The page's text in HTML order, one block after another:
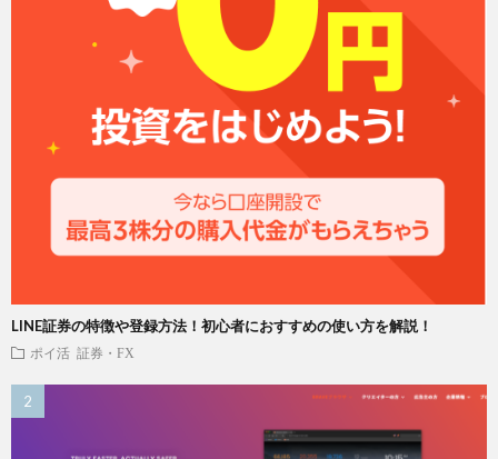
LINE証券の特徴や登録方法！初心者におすすめの使い方を解説！
ポイ活 証券・FX